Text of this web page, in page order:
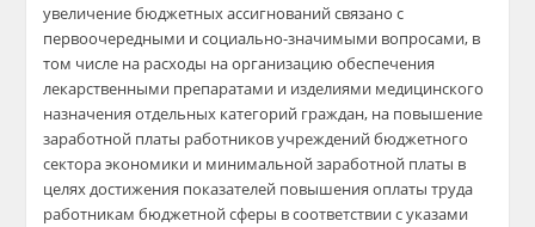
увеличение бюджетных ассигнований связано с
первоочередными и социально-значимыми вопросами, в
том числе на расходы на организацию обеспечения
лекарственными препаратами и изделиями медицинского
назначения отдельных категорий граждан, на повышение
заработной платы работников учреждений бюджетного
сектора экономики и минимальной заработной платы в
целях достижения показателей повышения оплаты труда
работникам бюджетной сферы в соответствии с указами